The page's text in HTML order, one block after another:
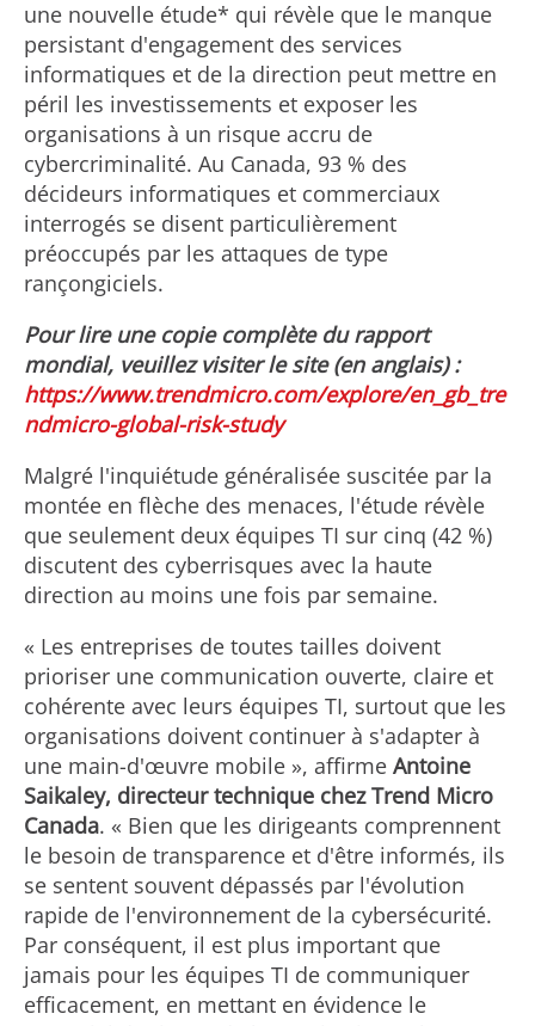
une nouvelle étude* qui révèle que le manque
persistant d'engagement des services
informatiques et de la direction peut mettre en
péril les investissements et exposer les
organisations à un risque accru de
cybercriminalité. Au Canada, 93 % des
décideurs informatiques et commerciaux
interrogés se disent particulièrement
préoccupés par les attaques de type
rançongiciels.
Pour lire une copie complète du rapport
mondial, veuillez visiter le site (en anglais) :
https://www.trendmicro.com/explore/en_gb_tre
ndmicro-global-risk-study
Malgré l'inquiétude généralisée suscitée par la
montée en flèche des menaces, l'étude révèle
que seulement deux équipes TI sur cinq (42 %)
discutent des cyberrisques avec la haute
direction au moins une fois par semaine.
« Les entreprises de toutes tailles doivent
prioriser une communication ouverte, claire et
cohérente avec leurs équipes TI, surtout que les
organisations doivent continuer à s'adapter à
une main-d'œuvre mobile », affirme Antoine
Saikaley, directeur technique chez Trend Micro
Canada. « Bien que les dirigeants comprennent
le besoin de transparence et d'être informés, ils
se sentent souvent dépassés par l'évolution
rapide de l'environnement de la cybersécurité.
Par conséquent, il est plus important que
jamais pour les équipes TI de communiquer
efficacement, en mettant en évidence le